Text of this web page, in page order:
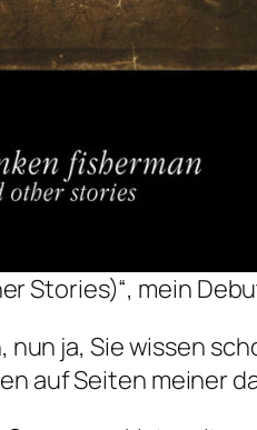
Stories)“, mein
ja, Sie wissen
auf Seiten meiner